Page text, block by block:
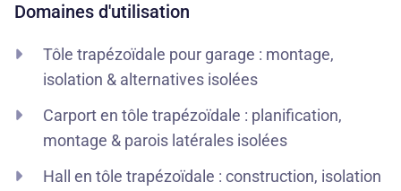
Domaines d'utilisation
Tôle trapézoïdale pour garage : montage,
isolation & alternatives isolées
Carport en tôle trapézoïdale : planification,
montage & parois latérales isolées
Hall en tôle trapézoïdale : construction, isolation